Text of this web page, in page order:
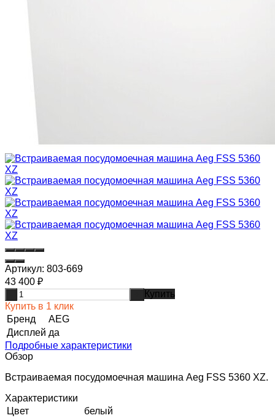
Артикул: 803-669
43 400 ₽
Купить
Купить в 1 клик
Бренд
AEG
Дисплей да
Подробные характеристики
Обзор
Встраиваемая посудомоечная машина Aeg FSS 5360 XZ.
Характеристики
Цвет
белый